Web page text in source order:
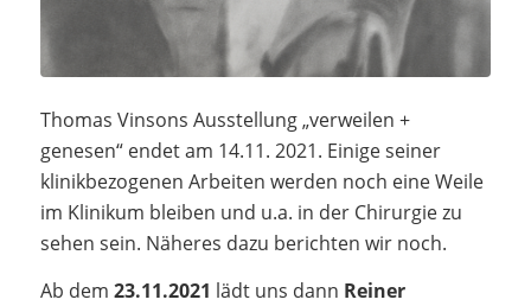
Thomas Vinsons Ausstellung „verweilen +
genesen“ endet am 14.11. 2021. Einige seiner
klinikbezogenen Arbeiten werden noch eine Weile
im Klinikum bleiben und u.a. in der Chirurgie zu
sehen sein. Näheres dazu berichten wir noch.
Ab dem 23.11.2021 lädt uns dann Reiner